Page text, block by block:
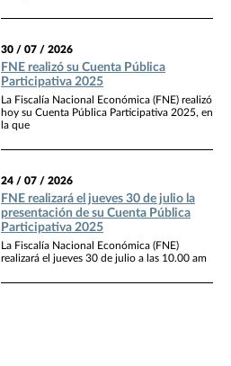
30 / 07 / 2026
FNE realizó su Cuenta Pública
Participativa 2025
La Fiscalía Nacional Económica (FNE) realizó
hoy su Cuenta Pública Participativa 2025, en
la que
24 / 07 / 2026
FNE realizará el jueves 30 de julio la
presentación de su Cuenta Pública
Participativa 2025
La Fiscalía Nacional Económica (FNE)
realizará el jueves 30 de julio a las 10.00 am